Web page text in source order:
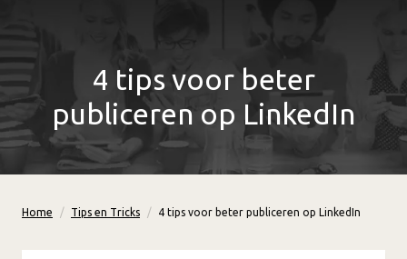
4 tips voor beter
publiceren op LinkedIn
Home Tips en Tricks 4 tips voor beter publiceren op LinkedIn